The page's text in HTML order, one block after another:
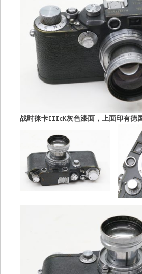
战时徕卡IIIcK灰色漆面，上面印有德